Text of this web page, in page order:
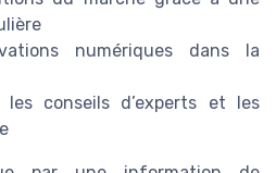
numériques dans la
les conseils d’experts et les